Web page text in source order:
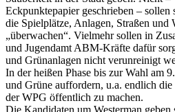
Eckpunktepapier geschrieben – sollen
die Spielplätze, Anlagen, Straßen und
„überwachen“. Vielmehr sollen in
und Jugendamt ABM-Kräfte dafür
und Grünanlagen nicht verunreinigt
In der heißen Phase bis zur Wahl am
und Grüne auffordern, u.a. endlich
der WPG öffentlich zu machen.
Die Kandidaten um Westerman geben